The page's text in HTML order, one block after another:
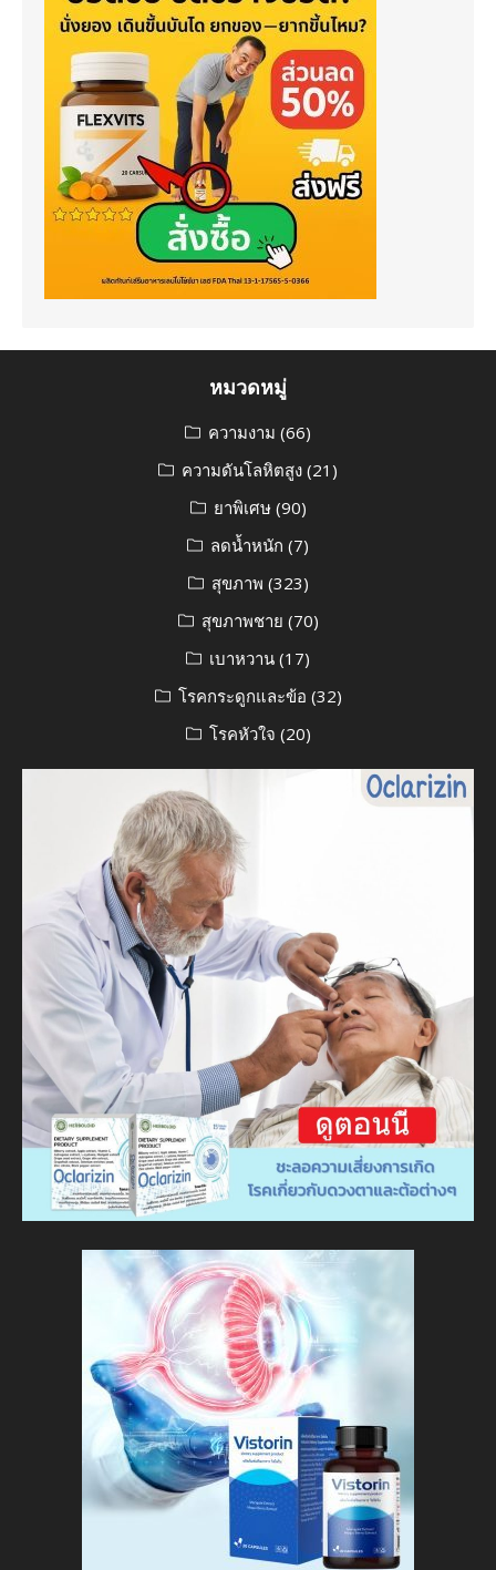
หมวดหมู่
ความงาม (66)
ความดันโลหิตสูง (21)
ยาพิเศษ(90)
ลดน้ำหนัก (7)
สุขภาพ (323)
สุขภาพชาย (70)
เบาหวาน (17)
โรคกระดูกและข้อ (32)
โรคหัวใจ (20)